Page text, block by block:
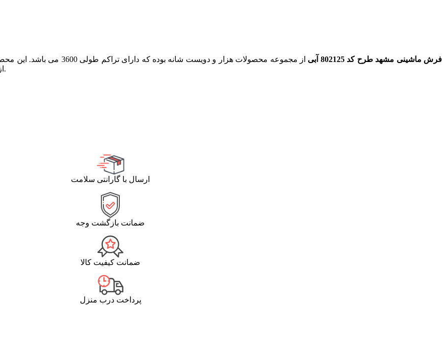
فرش ماشینی مشهد طرح کد 802125 آبی
از موجودی قالیچه و کناره های این طرح می توانید با ما در تماس باشید.
ارسال با گارانتی سلامت
ضمانت بازگشت وجه
ضمانت کیفیت کالا
پرداخت درب منزل